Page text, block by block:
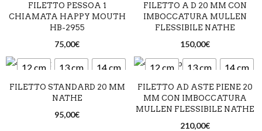
14,5 cm
FILETTO PESSOA 1
CHIAMATA HAPPY MOUTH
HB-2955
75,00€
FILETTO A D 20 MM CON
IMBOCCATURA MULLEN
FLESSIBILE NATHE
150,00€
12 cm 13 cm 14 cm
FILETTO STANDARD 20 MM
NATHE
95,00€
12 cm 13 cm 14 cm
FILETTO AD ASTE PIENE 20
MM CON IMBOCCATURA
MULLEN FLESSIBILE NATHE
210,00€